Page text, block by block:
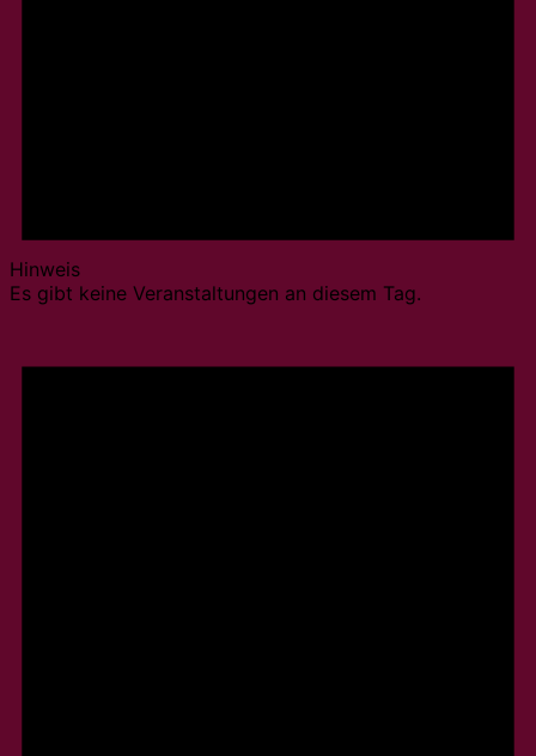
Hinweis
Es gibt keine Veranstaltungen an diesem Tag.